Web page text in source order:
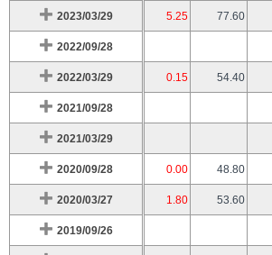
2023/03/29 5.25 77.60
2022/09/28
2022/03/29 0.15 54.40
2021/09/28
2021/03/29
2020/09/28 0.00 48.80
2020/03/27 1.80 53.60
2019/09/26